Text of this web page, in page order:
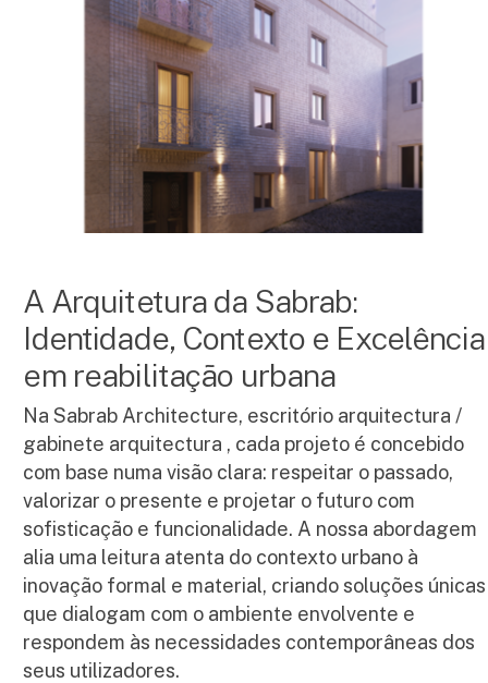
A Arquitetura da Sabrab:
Identidade, Contexto e Excelência
em reabilitação urbana
Na Sabrab Architecture, escritório arquitectura /
gabinete arquitectura , cada projeto é concebido
com base numa visão clara: respeitar o passado,
valorizar o presente e projetar o futuro com
sofisticação e funcionalidade. A nossa abordagem
alia uma leitura atenta do contexto urbano à
inovação formal e material, criando soluções únicas
que dialogam com o ambiente envolvente e
respondem às necessidades contemporâneas dos
seus utilizadores.